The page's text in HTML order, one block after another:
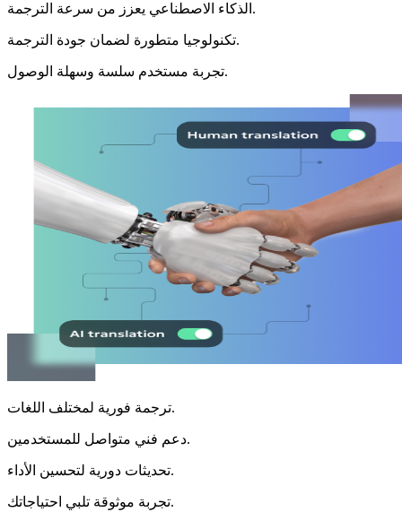
الذكاء الاصطناعي يعزز من سرعة الترجمة.
تكنولوجيا متطورة لضمان جودة الترجمة.
تجربة مستخدم سلسة وسهلة الوصول.
ترجمة فورية لمختلف اللغات.
دعم فني متواصل للمستخدمين.
تحديثات دورية لتحسين الأداء.
تجربة موثوقة تلبي احتياجاتك.